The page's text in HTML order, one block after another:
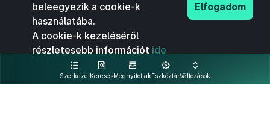
SzerkezetKeresésMegnyitottakEszköztárVáltozások
beleegyezik a cookie-k
használatába.
A cookie-k kezeléséről
részletesebb információt ide
kattintva olvashat.
Elfogadom